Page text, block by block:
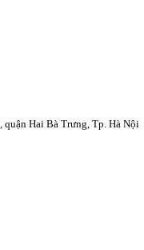
quận Hai Bà Trưng, Tp. Hà Nội